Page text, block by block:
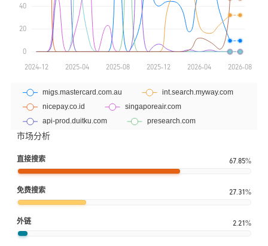
市场分析
直接搜索 67.85%
免费搜索 27.31%
外链 2.21%